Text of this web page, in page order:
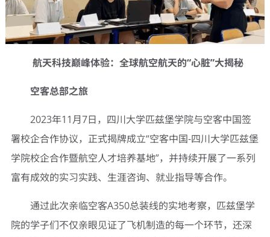
航天科技巅峰体验：全球航空航天的“心脏”大揭秘
空客总部之旅
2023年11月7日，四川大学匹兹堡学院与空客中国签
署校企合作协议，正式揭牌成立“空客中国-四川大学匹兹堡
学院校企合作暨航空人才培养基地”，并持续开展了一系列
富有成效的实习实践、生涯咨询、就业指导等合作。
通过此次亲临空客A350总装线的实地考察，匹兹堡学
院的学子们不仅亲眼见证了飞机制造的每一个环节，还深